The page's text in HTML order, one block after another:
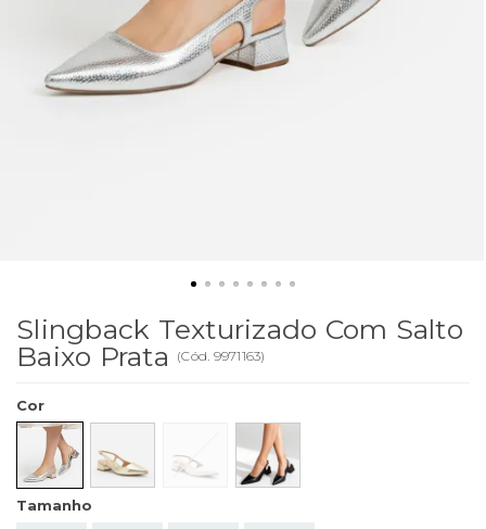
Slingback Texturizado Com Salto
Baixo Prata
(Cód. 9971163)
Cor
Tamanho